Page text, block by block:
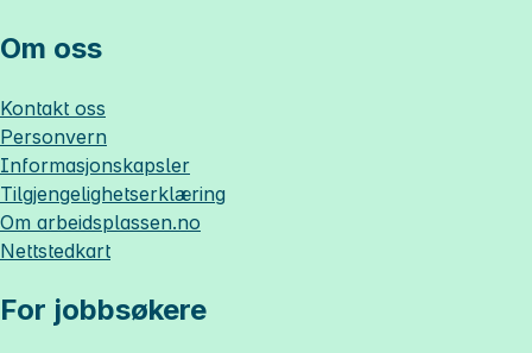
Om oss
Kontakt oss
Personvern
Informasjonskapsler
Tilgjengelighetserklæring
Om arbeidsplassen.no
Nettstedkart
For jobbsøkere